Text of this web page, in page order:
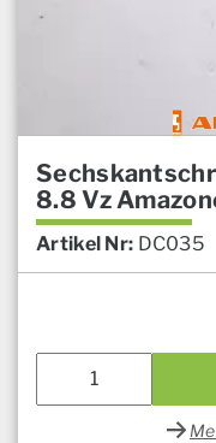
8.8 Vz
Artikel Nr: DC035